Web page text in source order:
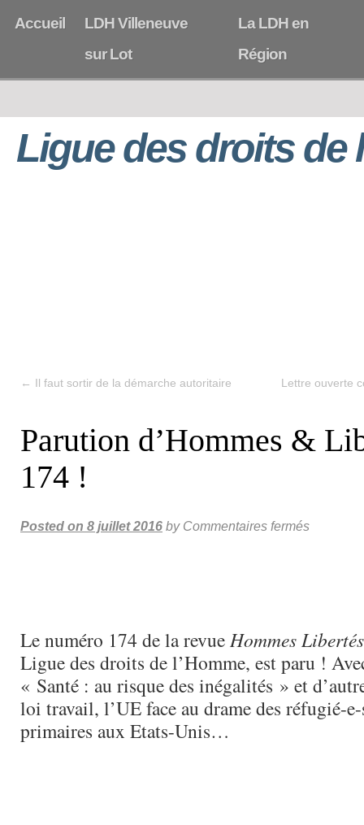
Accueil
LDH Villeneuve
sur Lot
La LDH en
Région
Ligue des droits de
← Il faut sortir de la démarche autoritaire Lettre ouverte
Parution d’Hommes &
174 !
Posted on 8 juillet 2016 by Commentaires fermés
Le numéro 174 de la revue Hommes Libertés
Ligue des droits de l’Homme, est paru !
« Santé : au risque des inégalités » et
loi travail, l’UE face au drame des réfugié-
primaires aux Etats-Unis…